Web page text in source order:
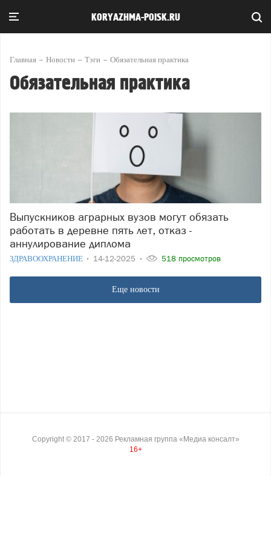
KORYAZHMA-POISK.RU
Главная Новости Тэги Обязательная практика
Обязательная практика
Выпускников аграрных вузов могут обязать
работать в деревне пять лет, отказ -
аннулирование диплома
ЗДРАВООХРАНЕНИЕ 14-12-2025 518 просмотров
Еще новости
Copyright © 2017 - 2026 Рекламная группа «Медиа консалт»
16+